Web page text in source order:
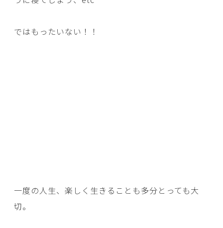
ではもったいない！！
一度の人生、楽しく生きることも多分とっても大
切。